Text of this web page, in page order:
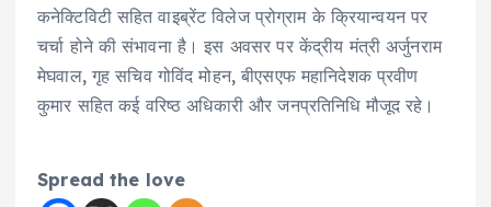
कनेक्टिविटी सहित वाइब्रेंट विलेज प्रोग्राम के क्रियान्वयन पर
चर्चा होने की संभावना है। इस अवसर पर केंद्रीय मंत्री अर्जुनराम
मेघवाल, गृह सचिव गोविंद मोहन, बीएसएफ महानिदेशक प्रवीण
कुमार सहित कई वरिष्ठ अधिकारी और जनप्रतिनिधि मौजूद रहे।
Spread the love